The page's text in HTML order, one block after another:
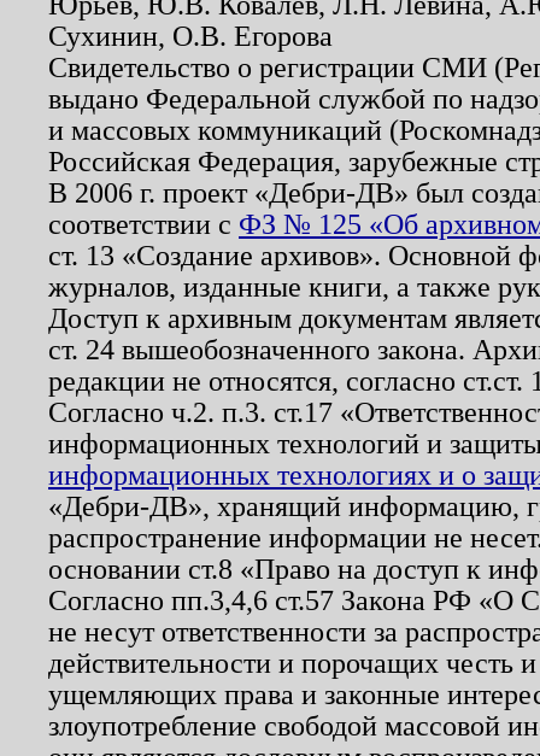
Сухинин, О.В. Егорова
Свидетельство о регистрации СМИ
выдано Федеральной службой по
и массовых коммуникаций
Российская Федерация, зарубежные
В 2006 г. проект «Дебри-ДВ» был
соответствии с ФЗ № 125 «Об
ст. 13 «Создание архивов». Основной
журналов, изданные книги, а также
Доступ к архивным документам
ст. 24 вышеобозначенного закона.
редакции не относятся, согласно
Согласно ч.2. п.3. ст.17
информационных технологий и
информационных технологиях и о
«Дебри-ДВ», хранящий информацию,
распространение информации не
основании ст.8 «Право на доступ к
Согласно пп.3,4,6 ст.57 Закона РФ «О
не несут ответственности за
действительности и порочащих честь
ущемляющих права и законные
злоупотребление свободой массовой